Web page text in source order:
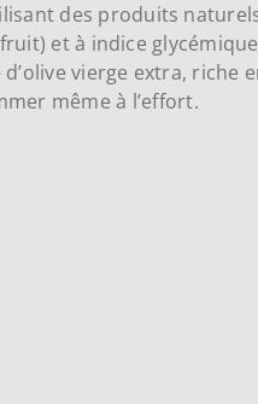
des produits
et à indice
vierge extra, riche
même à l’effort.